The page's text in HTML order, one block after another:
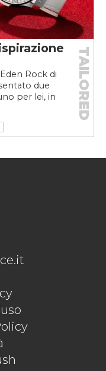
Rock di
due
per lei, in
TAILORED